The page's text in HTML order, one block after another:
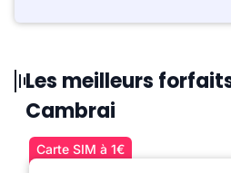
Les meilleurs
Cambrai
Carte SIM à 1€